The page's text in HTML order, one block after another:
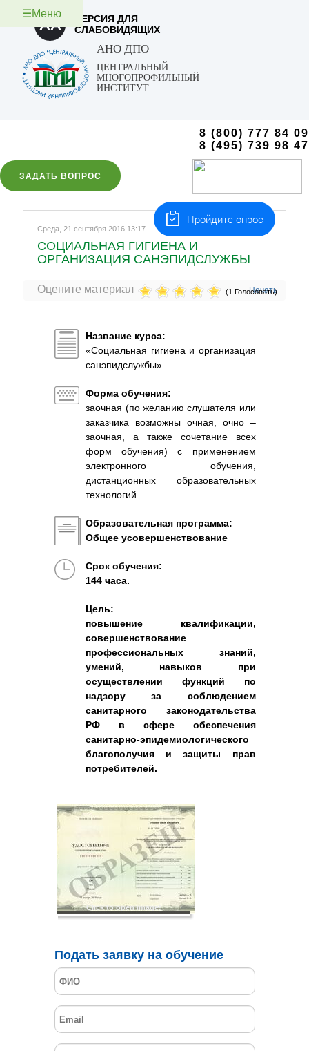
☰Меню
AA
ВЕРСИЯ ДЛЯ
СЛАБОВИДЯЩИХ
АНО ДПО
ЦЕНТРАЛЬНЫЙ
МНОГОПРОФИЛЬНЫЙ
ИНСТИТУТ
8 (800) 777 84 09
8 (495) 739 98 47
ЗАДАТЬ ВОПРОС
Среда, 21 сентября 2016 13:17
СОЦИАЛЬНАЯ ГИГИЕНА И
ОРГАНИЗАЦИЯ САНЭПИДСЛУЖБЫ
Печать
Оцените материал (1 Голосовать)
Название курса:
«Социальная гигиена и организация
санэпидслужбы».
Форма обучения:
заочная (по желанию слушателя или
заказчика возможны очная, очно –
заочная, а также сочетание всех
форм обучения) с применением
электронного обучения,
дистанционных образовательных
технологий.
Образовательная программа:
Общее усовершенствование
Срок обучения:
144 часа.
Цель:
повышение квалификации,
совершенствование
профессиональных знаний,
умений, навыков при
осуществлении функций по
надзору за соблюдением
санитарного законодательства
РФ в сфере обеспечения
санитарно-эпидемиологического
благополучия и защиты прав
потребителей.
Click to open image!
Подать заявку на обучение
Пройдите опрос